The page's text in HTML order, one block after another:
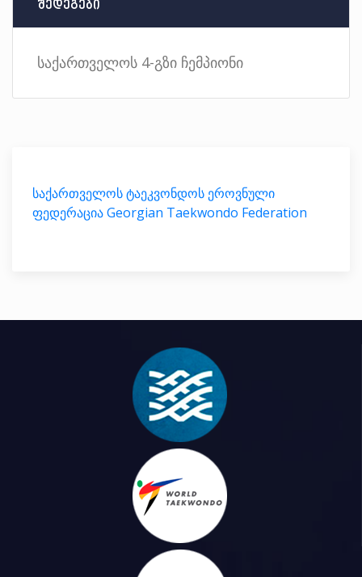
შედეგები
საქართველოს 4-გზი ჩემპიონი
საქართველოს ტაეკვონდოს ეროვნული
ფედერაცია Georgian Taekwondo Federation